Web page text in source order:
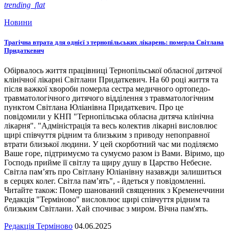
trending_flat
Новини
Трагічна втрата для однієї з тернопільських лікарень: померла Світлана
Придаткевич
Обірвалось життя працівниці Тернопільської обласної дитячої
клінічної лікарні Світлани Придаткевич. На 60 році життя та
після важкої хвороби померла сестра медичного ортопедо-
травматологічного дитячого відділення з травматологічним
пунктом Світлана Юліанівна Придаткевич. Про це
повідомили у КНП "Тернопільська обласна дитяча клінічна
лікарня". "Адміністрація та весь колектив лікарні висловлює
щирі співчуття рідним та близьким з приводу непоправної
втрати близької людини. У цей скорботний час ми поділяємо
Ваше горе, підтримуємо та сумуємо разом із Вами. Віримо, що
Господь прийме її світлу та щиру душу в Царство Небесне.
Світла пам’ять про Світлану Юліанівну назавжди залишиться
в серцях колег. Світла пам’ять", - йдеться у повідомленні.
Читайте також: Помер шанований священник з Кременеччини
Редакція "Терміново" висловлює щирі співчуття рідним та
близьким Світлани. Хай спочиває з миром. Вічна пам'ять.
Редакція Терміново 04.06.2025